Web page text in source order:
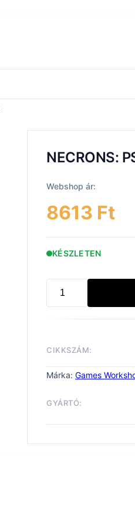
NECRONS:
Webshop ár:
8613 Ft
KÉSZLETEN
NECRONS:
CIKKSZÁM:
Márka: Games
GYÁRTÓ: